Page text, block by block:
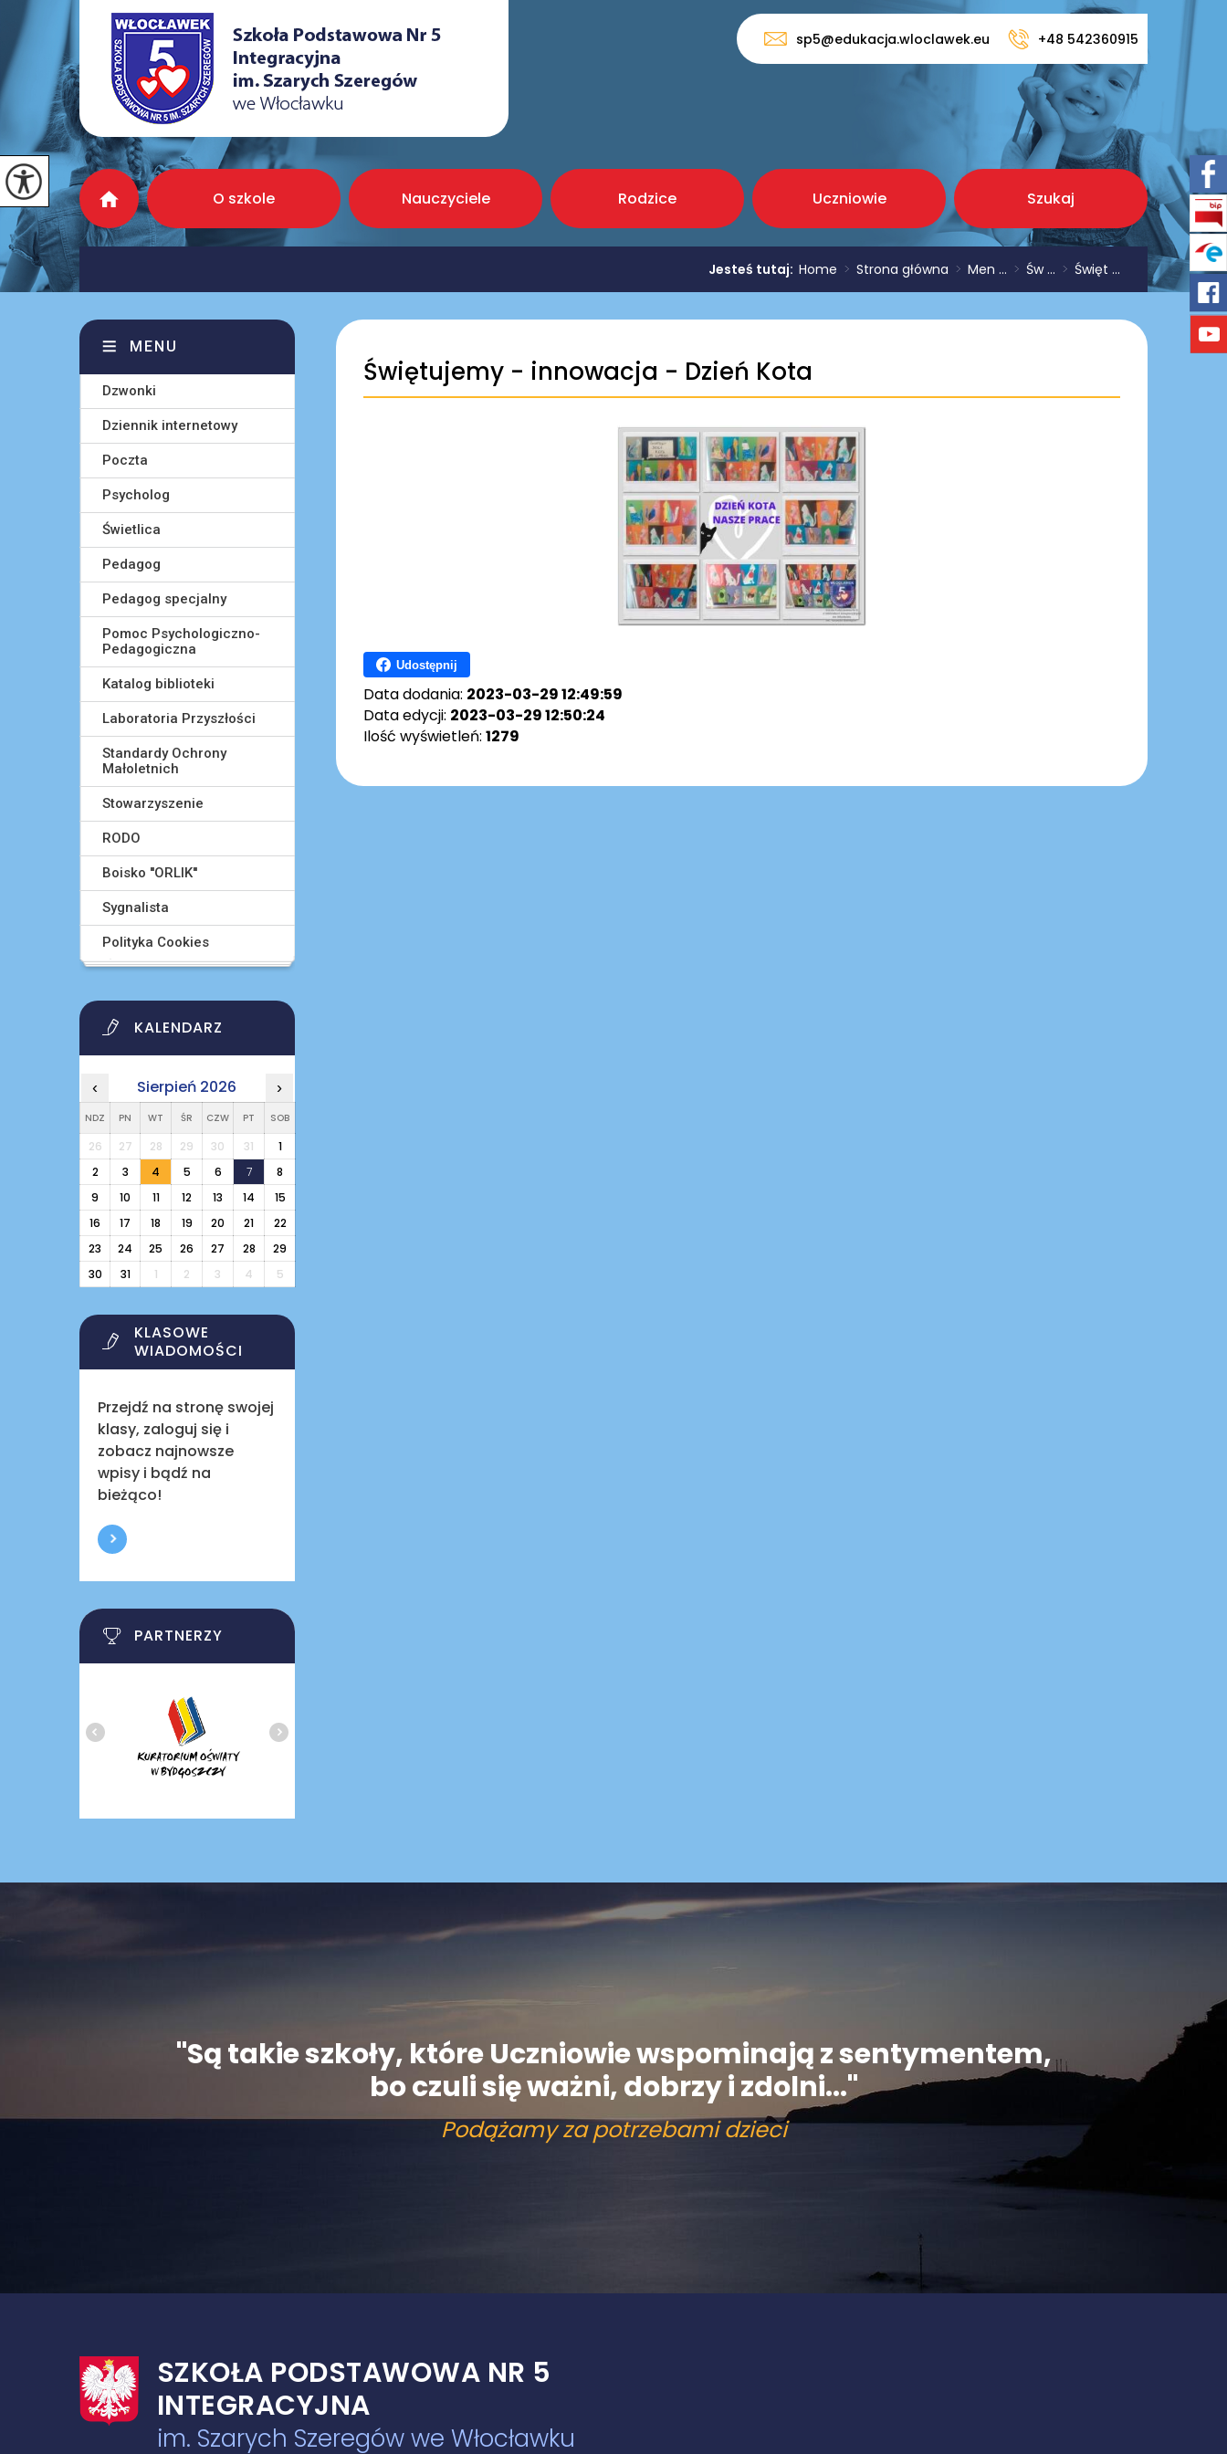
sp5@edukacja.wloclawek.eu +48 542360915
O szkole Nauczyciele Rodzice Uczniowie Szukaj
Jesteś tutaj: Home > Strona główna > Men ... > Św ... > Święt ...
Świętujemy - innowacja - Dzień Kota
Udostępnij
Data dodania: 2023-03-29 12:49:59
Data edycji: 2023-03-29 12:50:24
Ilość wyświetleń: 1279
MENU
Dzwonki
Dziennik internetowy
Poczta
Psycholog
Świetlica
Pedagog
Pedagog specjalny
Pomoc Psychologiczno-
Pedagogiczna
Katalog biblioteki
Laboratoria Przyszłości
Standardy Ochrony
Małoletnich
Stowarzyszenie
RODO
Boisko ''ORLIK''
Sygnalista
Polityka Cookies
KALENDARZ
‹ Sierpień 2026 ›
NDZ PN WT ŚR CZW PT SOB
26 27 28 29 30 31
1
2
3 4 5 6 7
8
9
10 11 12 13 14
15
16
17 18 19 20 21
22
23
24 25 26 27 28
29
30
31 1 2 3 4 5
KLASOWE
WIADOMOŚCI
Przejdź na stronę swojej
klasy, zaloguj się i
zobacz najnowsze
wpisy i bądź na
bieżąco!
PARTNERZY
"Są takie szkoły, które Uczniowie wspominają z sentymentem,
bo czuli się ważni, dobrzy i zdolni..."
Podążamy za potrzebami dzieci
SZKOŁA PODSTAWOWA NR 5
INTEGRACYJNA
im. Szarych Szeregów we Włocławku